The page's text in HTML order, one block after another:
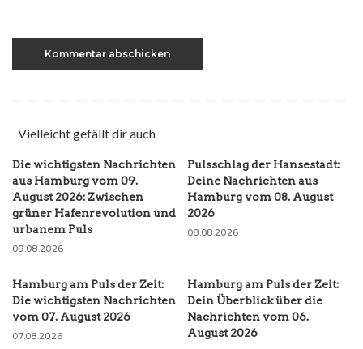
Vielleicht gefällt dir auch
Die wichtigsten Nachrichten
aus Hamburg vom 09.
August 2026: Zwischen
grüner Hafenrevolution und
urbanem Puls
09.08.2026
Pulsschlag der Hansestadt:
Deine Nachrichten aus
Hamburg vom 08. August
2026
08.08.2026
Hamburg am Puls der Zeit:
Die wichtigsten Nachrichten
vom 07. August 2026
07.08.2026
Hamburg am Puls der Zeit:
Dein Überblick über die
Nachrichten vom 06.
August 2026